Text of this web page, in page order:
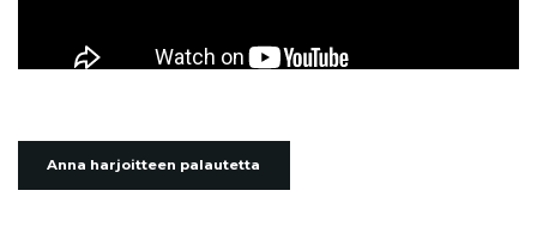
Anna harjoitteen palautetta